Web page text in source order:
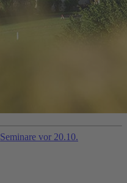
Seminare vor 20.10.